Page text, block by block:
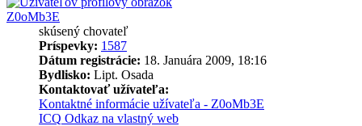
Z0oMb3E
skúsený chovateľ
Príspevky: 1587
Dátum registrácie: 18. Januára 2009, 18:16
Bydlisko: Lipt. Osada
Kontaktovať užívateľa:
Kontaktné informácie užívateľa - Z0oMb3E
ICQ Odkaz na vlastný web